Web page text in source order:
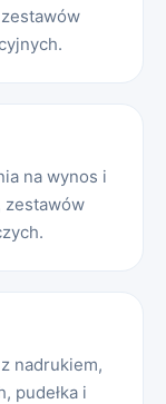
na wynos i
zestawów
nadrukiem,
pudełka i